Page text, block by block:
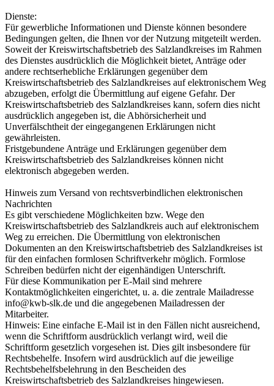
Dienste:
Für gewerbliche Informationen und Dienste können besondere
Bedingungen gelten, die Ihnen vor der Nutzung mitgeteilt werden.
Soweit der Kreiswirtschaftsbetrieb des Salzlandkreises im Rahmen
des Dienstes ausdrücklich die Möglichkeit bietet, Anträge oder
andere rechtserhebliche Erklärungen gegenüber dem
Kreiswirtschaftsbetrieb des Salzlandkreises auf elektronischem Weg
abzugeben, erfolgt die Übermittlung auf eigene Gefahr. Der
Kreiswirtschaftsbetrieb des Salzlandkreises kann, sofern dies nicht
ausdrücklich angegeben ist, die Abhörsicherheit und
Unverfälschtheit der eingegangenen Erklärungen nicht
gewährleisten.
Fristgebundene Anträge und Erklärungen gegenüber dem
Kreiswirtschaftsbetrieb des Salzlandkreises können nicht
elektronisch abgegeben werden.
Hinweis zum Versand von rechtsverbindlichen elektronischen
Nachrichten
Es gibt verschiedene Möglichkeiten bzw. Wege den
Kreiswirtschaftsbetrieb des Salzlandkreis auch auf elektronischem
Weg zu erreichen. Die Übermittlung von elektronischen
Dokumenten an den Kreiswirtschaftsbetrieb des Salzlandkreises ist
für den einfachen formlosen Schriftverkehr möglich. Formlose
Schreiben bedürfen nicht der eigenhändigen Unterschrift.
Für diese Kommunikation per E-Mail sind mehrere
Kontaktmöglichkeiten eingerichtet, u. a. die zentrale Mailadresse
info@kwb-slk.de und die angegebenen Mailadressen der
Mitarbeiter.
Hinweis: Eine einfache E-Mail ist in den Fällen nicht ausreichend,
wenn die Schriftform ausdrücklich verlangt wird, weil die
Schriftform gesetzlich vorgesehen ist. Dies gilt insbesondere für
Rechtsbehelfe. Insofern wird ausdrücklich auf die jeweilige
Rechtsbehelfsbelehrung in den Bescheiden des
Kreiswirtschaftsbetrieb des Salzlandkreises hingewiesen.